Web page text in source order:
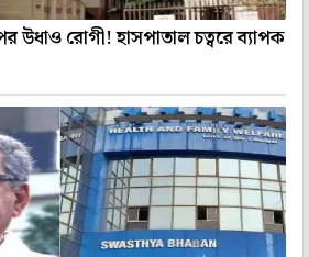
রোগী! হাসপাতাল চত্বরে ব্যাপক